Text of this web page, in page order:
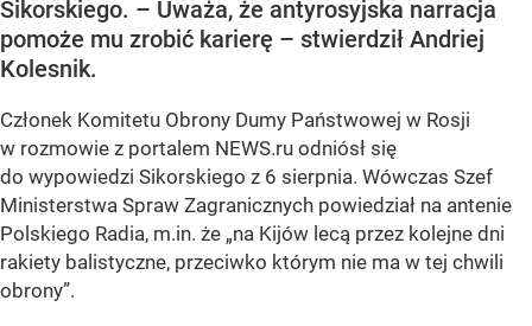
Sikorskiego. – Uważa, że antyrosyjska narracja
pomoże mu zrobić karierę – stwierdził Andriej
Kolesnik.
Członek Komitetu Obrony Dumy Państwowej w Rosji
w rozmowie z portalem NEWS.ru odniósł się
do wypowiedzi Sikorskiego z 6 sierpnia. Wówczas Szef
Ministerstwa Spraw Zagranicznych powiedział na antenie
Polskiego Radia, m.in. że „na Kijów lecą przez kolejne dni
rakiety balistyczne, przeciwko którym nie ma w tej chwili
obrony”.